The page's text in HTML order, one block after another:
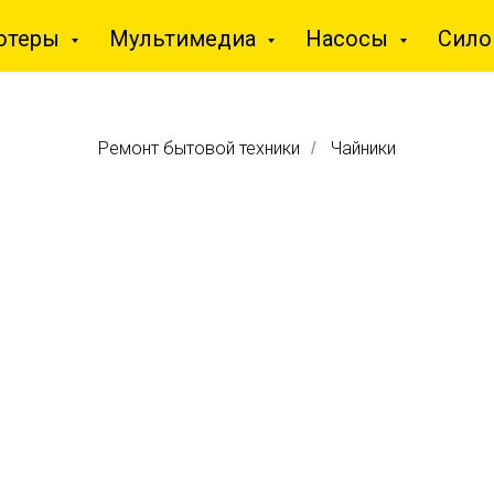
Мультимедиа Насосы
Ремонт бытовой техники / Чайники